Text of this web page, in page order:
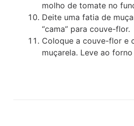
molho de tomate no
Deite uma fatia de
“cama” para couve-flor.
Coloque a couve-flor e
muçarela. Leve ao